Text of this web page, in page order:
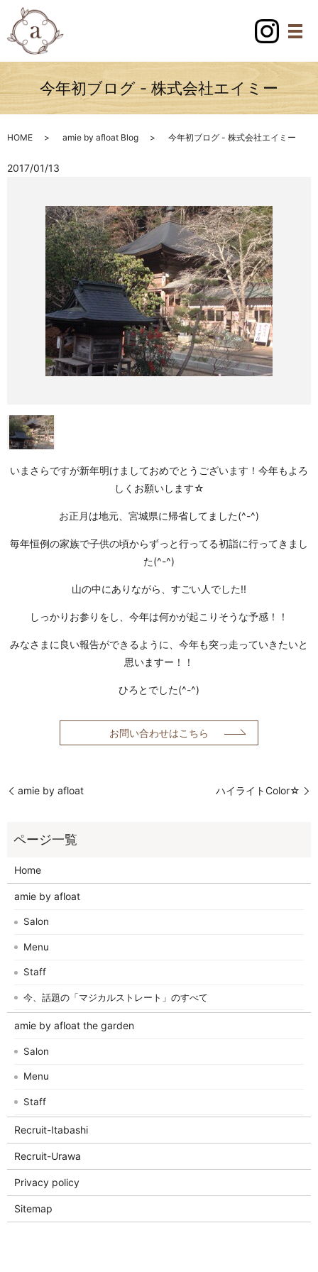
今年初ブログ - 株式会社エイミー
HOME amie by afloat Blog 今年初ブログ - 株式会社エイミー
2017/01/13
いまさらですが新年明けましておめでとうございます！今年もよろ
しくお願いします☆
お正月は地元、宮城県に帰省してました(^-^)
毎年恒例の家族で子供の頃からずっと行ってる初詣に行ってきまし
た(^-^)
山の中にありながら、すごい人でした!!
しっかりお参りをし、今年は何かが起こりそうな予感！！
みなさまに良い報告ができるように、今年も突っ走っていきたいと
思いますー！！
ひろとでした(^-^)
お問い合わせはこちら
amie by afloat ハイライトColor☆
Home
amie by afloat
Salon
Menu
Staff
今、話題の「マジカルストレート」のすべて
amie by afloat the garden
Salon
Menu
Staff
Recruit-Itabashi
Recruit-Urawa
Privacy policy
Sitemap